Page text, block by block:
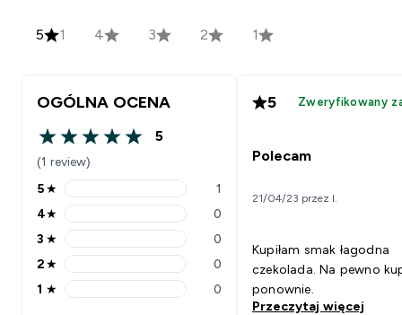
5 1 4 3 2 1
OGÓLNA OCENA
5 out of 5 stars
5
(1 review)
5 stars rating 1 reviews
5★ 1
4 stars rating 0 reviews
4★ 0
3 stars rating 0 reviews
3 ★ 0
2 stars rating 0 reviews
2★ 0
1 stars rating 0 reviews
1 ★ 0
5 Zweryfikowany
Polecam
21/04/23 przez I.
Kupiłam smak łagodna
czekolada. Na pewno
ponownie.
Przeczytaj więcej